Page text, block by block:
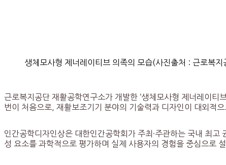
생체모사형 제너레이티브 의족의 모습(사진출처 : 근로복지
근로복지공단 재활공학연구소가 개발한 ‘생체모사형 제너레이
번이 처음으로, 재활보조기기 분야의 기술력과 디자인이 대외적
인간공학디자인상은 대한인간공학회가 주최·주관하는 국내 최
성 요소를 과학적으로 평가하며 실제 사용자의 경험을 중심으로